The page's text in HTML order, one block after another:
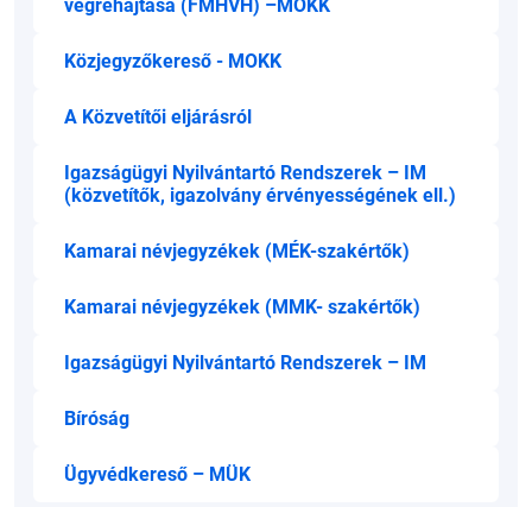
végrehajtása (FMHVH) –MOKK
Közjegyzőkereső - MOKK
A Közvetítői eljárásról
Igazságügyi Nyilvántartó Rendszerek – IM
(közvetítők, igazolvány érvényességének ell.)
Kamarai névjegyzékek (MÉK-szakértők)
Kamarai névjegyzékek (MMK- szakértők)
Igazságügyi Nyilvántartó Rendszerek – IM
Bíróság
Ügyvédkereső – MÜK